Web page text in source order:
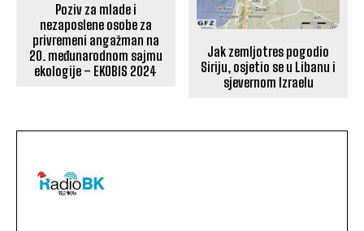
Poziv za mlade i
nezaposlene osobe za
privremeni angažman na
20. međunarodnom sajmu
ekologije – EKOBIS 2024
Jak zemljotres pogodio
Siriju, osjetio se u Libanu i
sjevernom Izraelu